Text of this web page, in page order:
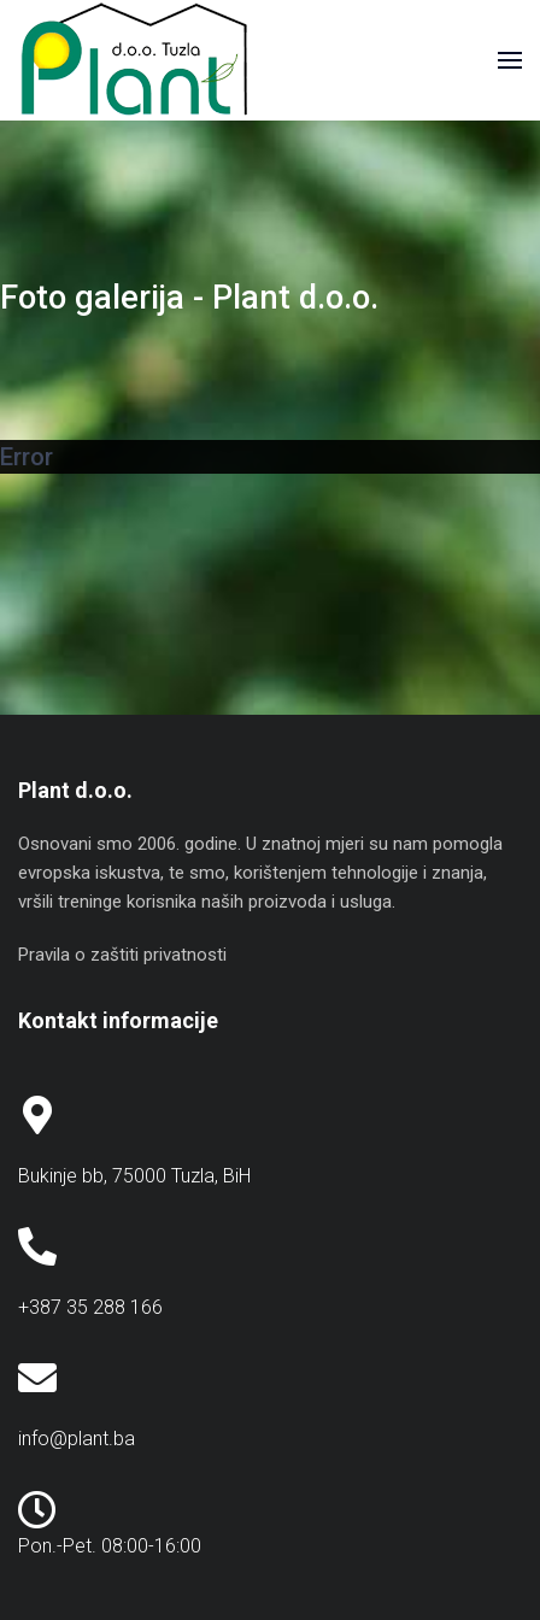
Foto galerija - Plant d.o.o.
Error
Plant d.o.o.
Osnovani smo 2006. godine. U znatnoj mjeri su nam pomogla
evropska iskustva, te smo, korištenjem tehnologije i znanja,
vršili treninge korisnika naših proizvoda i usluga.
Pravila o zaštiti privatnosti
Kontakt informacije
Bukinje bb, 75000 Tuzla, BiH
+387 35 288 166
info@plant.ba
Pon.-Pet. 08:00-16:00